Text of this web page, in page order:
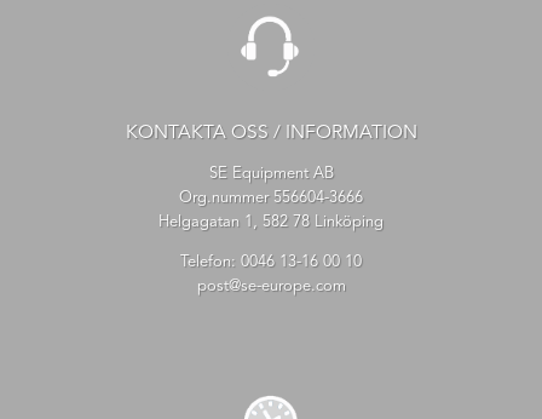
KONTAKTA OSS / INFORMATION
SE Equipment AB
Org.nummer 556604-3666
Helgagatan 1, 582 78 Linköping
Telefon: 0046 13-16 00 10
post@se-europe.com